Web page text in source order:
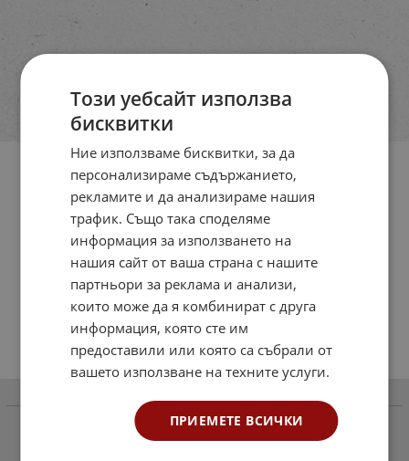
Информация
Този уебсайт използва
бисквитки
Ние използваме бисквитки, за да
персонализираме съдържанието,
рекламите и да анализираме нашия
трафик. Също така споделяме
информация за използването на
нашия сайт от ваша страна с нашите
партньори за реклама и анализи,
които може да я комбинират с друга
информация, която сте им
предоставили или която са събрали от
вашето използване на техните услуги.
ПРИЕМЕТЕ ВСИЧКИ